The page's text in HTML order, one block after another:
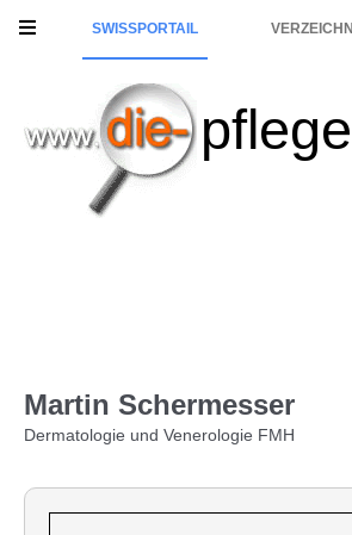
SWISSPORTAIL
pflege
Martin Schermesser
Dermatologie und Venerologie FMH